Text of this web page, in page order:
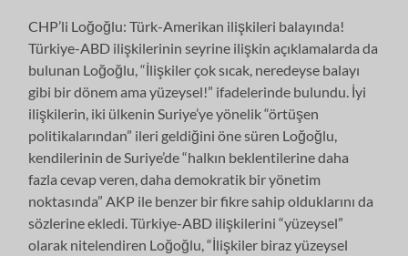
CHP’li Loğoğlu: Türk-Amerikan ilişkileri balayında!
Türkiye-ABD ilişkilerinin seyrine ilişkin açıklamalarda da
bulunan Loğoğlu, “İlişkiler çok sıcak, neredeyse balayı
gibi bir dönem ama yüzeysel!” ifadelerinde bulundu. İyi
ilişkilerin, iki ülkenin Suriye’ye yönelik “örtüşen
politikalarından” ileri geldiğini öne süren Loğoğlu,
kendilerinin de Suriye’de “halkın beklentilerine daha
fazla cevap veren, daha demokratik bir yönetim
noktasında” AKP ile benzer bir fikre sahip olduklarını da
sözlerine ekledi. Türkiye-ABD ilişkilerini “yüzeysel”
olarak nitelendiren Loğoğlu, “İlişkiler biraz yüzeysel